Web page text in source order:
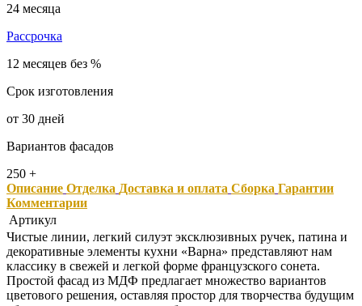
24 месяца
Рассрочка
12 месяцев без %
Срок изготовления
от 30 дней
Вариантов фасадов
250 +
Описание Отделка Доставка и оплата Сборка Гарантии
Комментарии
Артикул
Чистые линии, легкий силуэт эксклюзивных ручек, патина и
декоративные элементы кухни «Варна» представляют нам
классику в свежей и легкой форме французского сонета.
Простой фасад из МДФ предлагает множество вариантов
цветового решения, оставляя простор для творчества будущим